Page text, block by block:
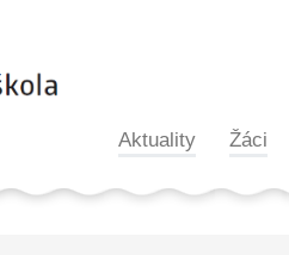
Aktuality Žáci